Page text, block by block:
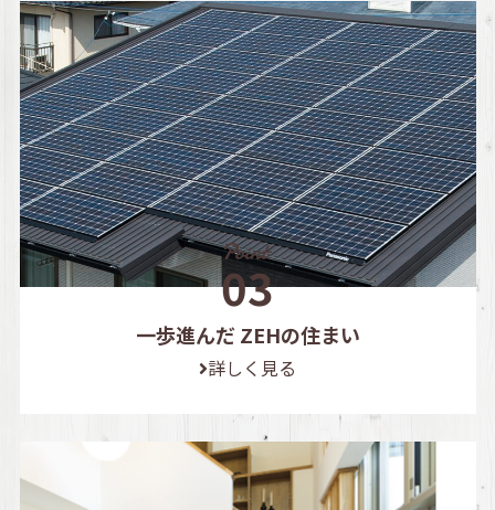
一歩進んだ ZEHの住まい
詳しく見る